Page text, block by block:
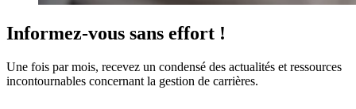
Informez-vous sans effort !
Une fois par mois, recevez un condensé des actualités et ressources
incontournables concernant la gestion de carrières.